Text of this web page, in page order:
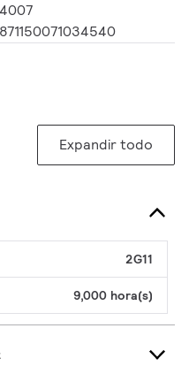
871150071034540
Expandir todo
2G11
9,000 hora(s)